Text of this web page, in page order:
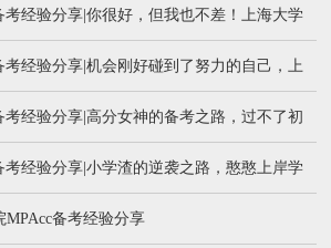
出
考经验分享|你很好，但我也不差！上海大学
名经验分享
考经验分享|机会刚好碰到了努力的自己，上
考经验分享|高分女神的备考之路，过不了初
考经验分享|小学渣的逆袭之路，憨憨上岸学
备考经验分享